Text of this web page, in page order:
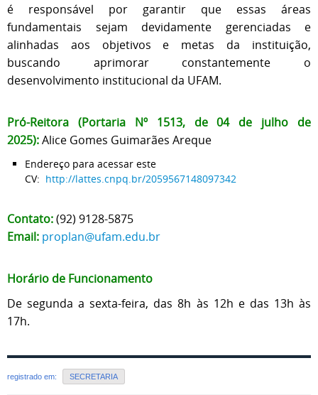
é responsável por garantir que essas áreas
fundamentais sejam devidamente gerenciadas e
alinhadas aos objetivos e metas da instituição,
buscando aprimorar constantemente o
desenvolvimento institucional da UFAM.
Pró-Reitora (Portaria Nº 1513, de 04 de julho de
2025):Alice Gomes Guimarães Areque
Endereço para acessar este
CV: http://lattes.cnpq.br/2059567148097342
Contato:(92) 9128-5875
Email: proplan@ufam.edu.br
Horário de Funcionamento
De segunda a sexta-feira, das 8h às 12h e das 13h às
17h.
registrado em: SECRETARIA